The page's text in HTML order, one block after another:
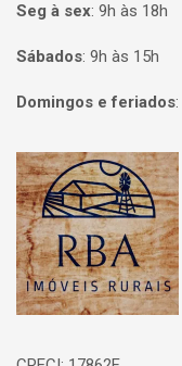
Seg à sex: 9h às 18h
Sábados: 9h às 15h
Domingos e feriados:
Página inicial